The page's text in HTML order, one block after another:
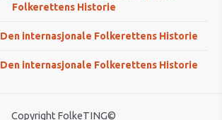
Folkerettens Historie
Den internasjonale Folkerettens Historie
Den internasjonale Folkerettens Historie
Copyright FolkeTING©